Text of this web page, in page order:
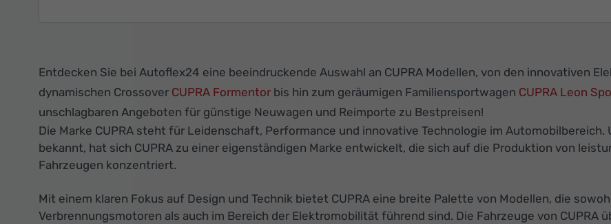
Entdecken Sie bei Autoflex24 eine beeindruckende Auswahl an CUPRA Modellen, von den innovativen
dynamischen Crossover CUPRA Formentor bis hin zum geräumigen Familiensportwagen CUPRA Leon
unschlagbaren Angeboten für günstige Neuwagen und Reimporte zu Bestpreisen!
Die Marke CUPRA steht für Leidenschaft, Performance und innovative Technologie im
bekannt, hat sich CUPRA zu einer eigenständigen Marke entwickelt, die sich auf die Produktion von
Fahrzeugen konzentriert.
Mit einem klaren Fokus auf Design und Technik bietet CUPRA eine breite Palette von Modellen, die
Verbrennungsmotoren als auch im Bereich der Elektromobilität führend sind. Die Fahrzeuge von CUPRA